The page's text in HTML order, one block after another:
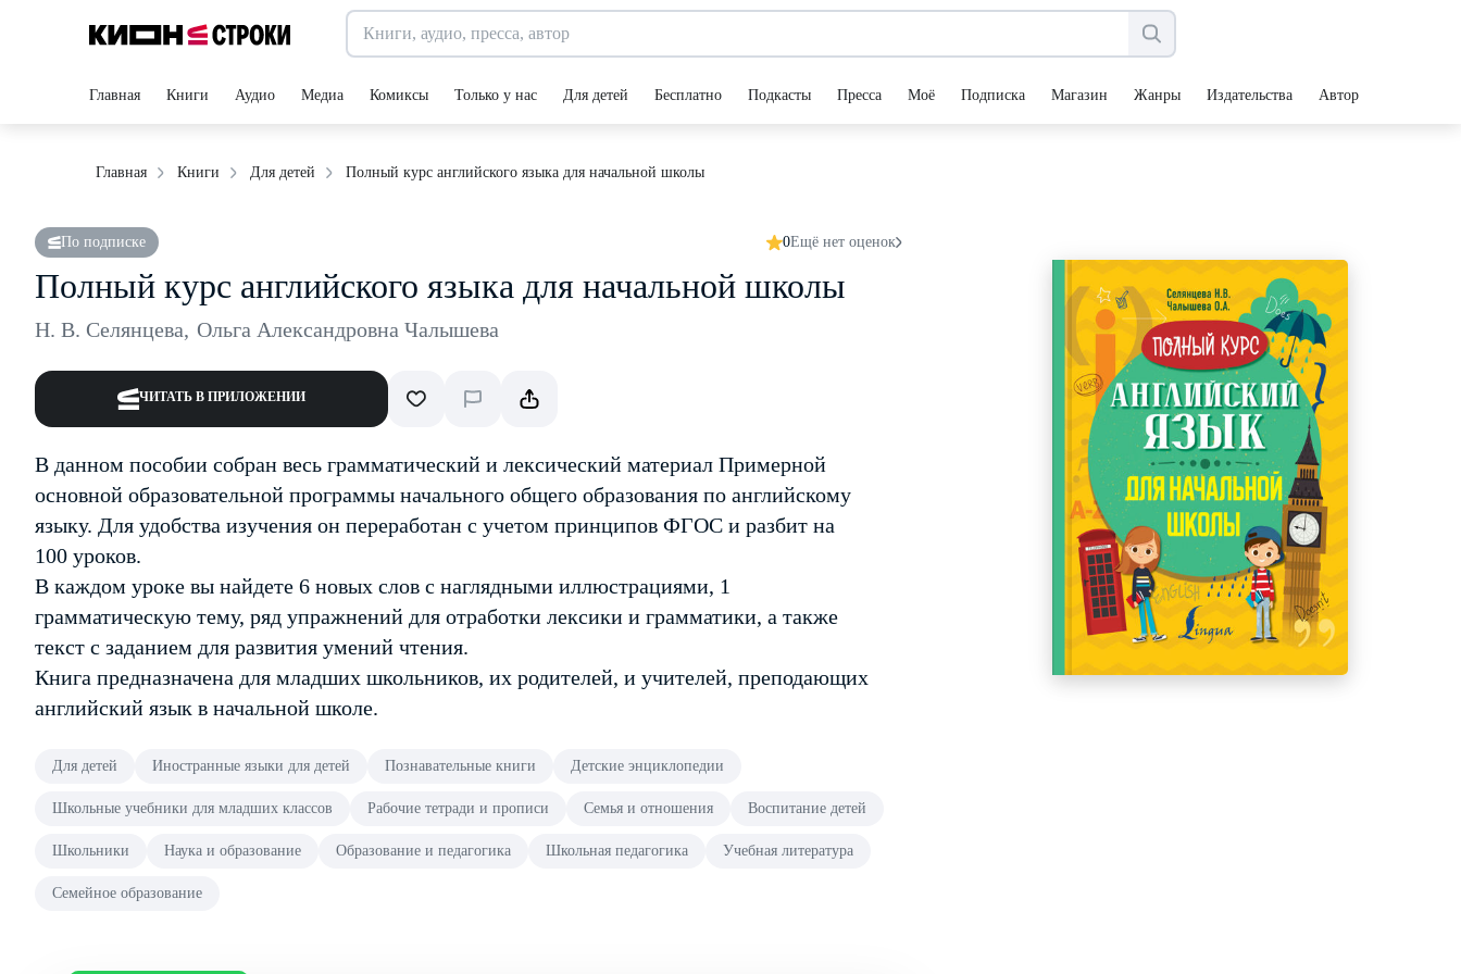
Главная Книги Аудио Медиа Комиксы Только у нас Для детей Бесплатно Подкасты Пресса Моё Подписка Магазин Жанры Издательства Авторы
Главная Книги Для детей Полный курс английского языка для начальной школы
По подписке 0Ещё нет оценок
Полный курс английского языка для начальной школы
Н. В. Селянцева, Ольга Александровна Чалышева
ЧИТАТЬ В ПРИЛОЖЕНИИ
В данном пособии собран весь грамматический и лексический материал Примерной
основной образовательной программы начального общего образования по английскому
языку. Для удобства изучения он переработан с учетом принципов ФГОС и разбит на
100 уроков.
В каждом уроке вы найдете 6 новых слов с наглядными иллюстрациями, 1
грамматическую тему, ряд упражнений для отработки лексики и грамматики, а также
текст с заданием для развития умений чтения.
Книга предназначена для младших школьников, их родителей, и учителей, преподающих
английский язык в начальной школе.
Для детей Иностранные языки для детей Познавательные книги Детские энциклопедии
Школьные учебники для младших классов Рабочие тетради и прописи Семья и отношения Воспитание детей
Школьники Наука и образование Образование и педагогика Школьная педагогика Учебная литература
Семейное образование